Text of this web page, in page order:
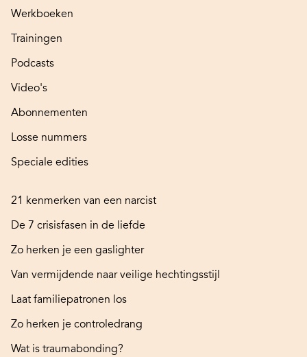
Werkboeken
Trainingen
Podcasts
Video's
Abonnementen
Losse nummers
Speciale edities
21 kenmerken van een narcist
De 7 crisisfasen in de liefde
Zo herken je een gaslighter
Van vermijdende naar veilige hechtingsstijl
Laat familiepatronen los
Zo herken je controledrang
Wat is traumabonding?